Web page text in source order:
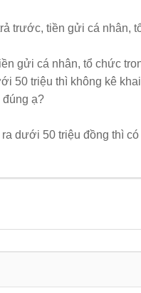
trước, tiền gửi cá
gửi cá nhân, tổ chức
50 triệu thì không kê
đúng ạ?
dưới 50 triệu đồng thì